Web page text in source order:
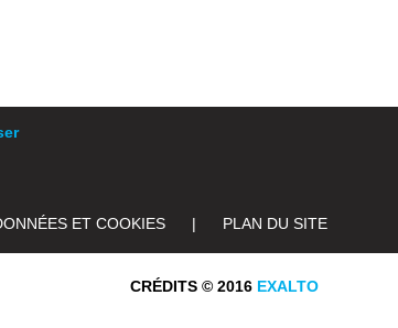
ET COOKIES | PLAN DU SITE
CRÉDITS © 2016 EXALTO